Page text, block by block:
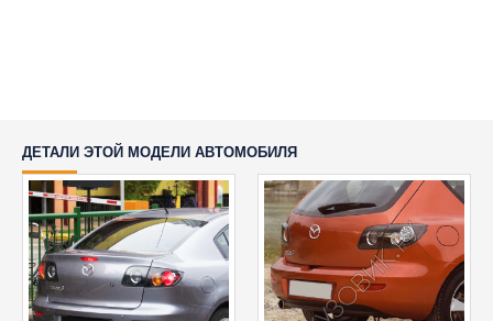
ДЕТАЛИ ЭТОЙ МОДЕЛИ АВТОМОБИЛЯ